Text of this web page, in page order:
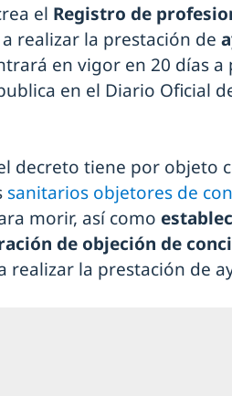
el Registro de
a realizar la prestación de
en vigor en 20 días a
en el Diario Oficial
decreto tiene por objeto
sanitarios objetores de
morir, así como
de objeción de
realizar la prestación de